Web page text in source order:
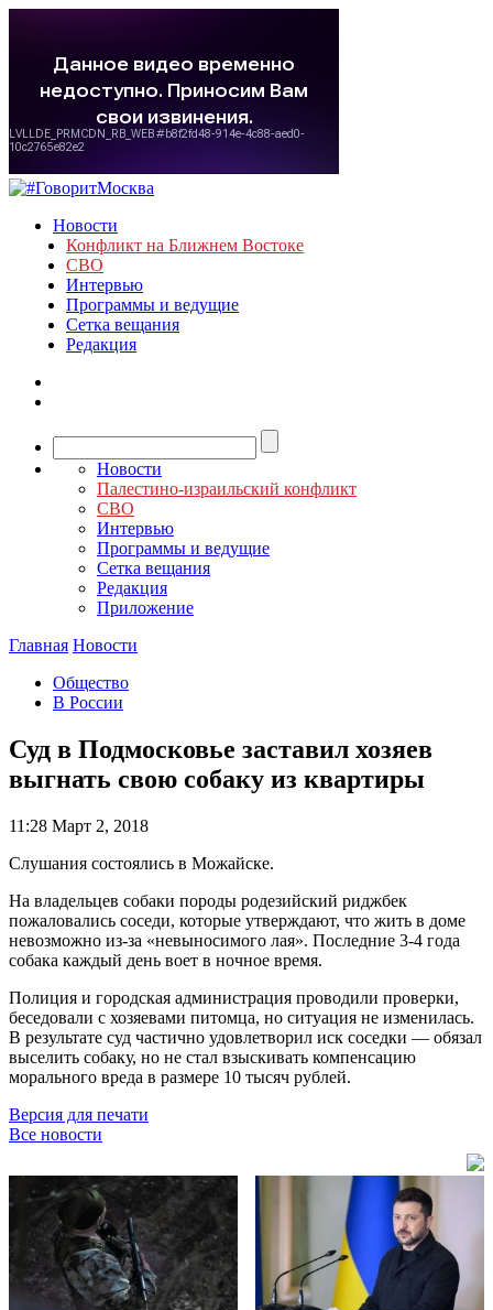
Новости
Конфликт на Ближнем Востоке
СВО
Интервью
Программы и ведущие
Сетка вещания
Редакция
Новости
Палестино-израильский конфликт
СВО
Интервью
Программы и ведущие
Сетка вещания
Редакция
Приложение
Главная Новости
Общество
В России
Суд в Подмосковье заставил хозяев
выгнать свою собаку из квартиры
11:28 Март 2, 2018
Слушания состоялись в Можайске.
На владельцев собаки породы родезийский риджбек
пожаловались соседи, которые утверждают, что жить в доме
невозможно из-за «невыносимого лая». Последние 3-4 года
собака каждый день воет в ночное время.
Полиция и городская администрация проводили проверки,
беседовали с хозяевами питомца, но ситуация не изменилась.
В результате суд частично удовлетворил иск соседки — обязал
выселить собаку, но не стал взыскивать компенсацию
морального вреда в размере 10 тысяч рублей.
Версия для печати
Все новости